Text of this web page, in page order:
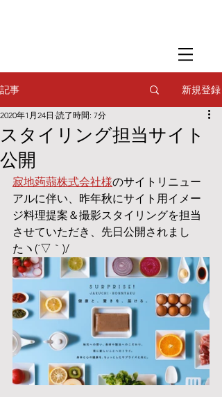
フードスタイリング
記事 新規登録
スタイリング担当サイト
公開
2020年1月24日 読了時間: 7分
寂地蒟蒻株式会社様のサイトリニュー
アルに伴い、昨年秋にサイト用イメー
ジ料理提案＆撮影スタイリングを担当
させていただき、先日公開されまし
たヽ(´▽｀)/